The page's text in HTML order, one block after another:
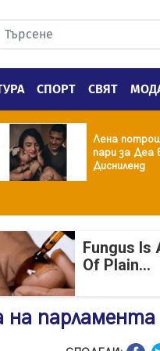
СПОРТ СВЯТ
Лена
пари за Деа
Дисниленд
Fungus Is
Of Plain...
парламента